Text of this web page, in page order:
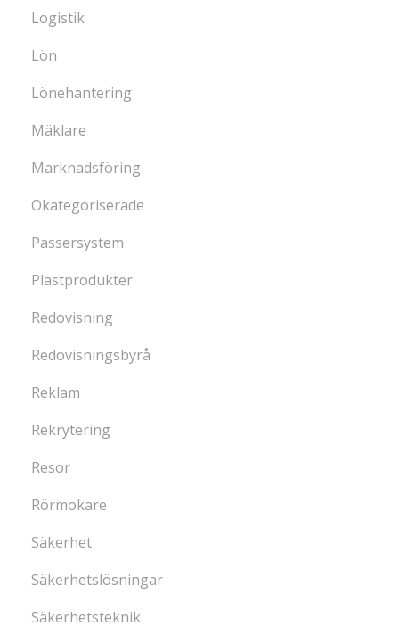
Logistik
Lön
Lönehantering
Mäklare
Marknadsföring
Okategoriserade
Passersystem
Plastprodukter
Redovisning
Redovisningsbyrå
Reklam
Rekrytering
Resor
Rörmokare
Säkerhet
Säkerhetslösningar
Säkerhetsteknik